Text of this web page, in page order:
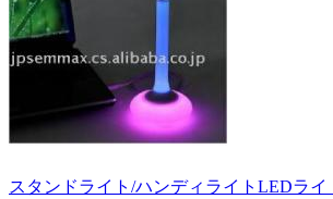
スタンドライト/ハンディライトLEDライ